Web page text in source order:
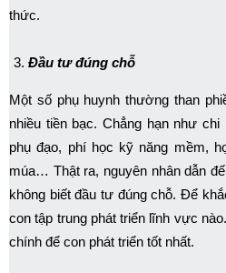
thức.
Đầu tư đúng chỗ
Một số phụ huynh thường than
nhiều tiền bạc. Chẳng hạn như
phụ đạo, phí học kỹ năng mềm,
múa… Thật ra, nguyên nhân dẫn
không biết đầu tư đúng chỗ. Để
con tập trung phát triển lĩnh vực
chính để con phát triển tốt nhất.